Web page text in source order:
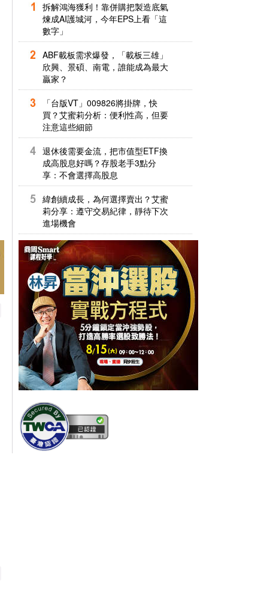
拆解鴻海獲利！靠併購把製造底氣
煉成AI護城河，今年EPS上看「這
數字」
ABF載板需求爆發，「載板三雄」
欣興、景碩、南電，誰能成為最大
贏家？
「台版VT」009826將掛牌，快
買？艾蜜莉分析：便利性高，但要
注意這些細節
退休後需要金流，把市值型ETF換
成高股息好嗎？存股老手3點分
享：不會選擇高股息
緯創續成長，為何選擇賣出？艾蜜
莉分享：遵守交易紀律，靜待下次
進場機會